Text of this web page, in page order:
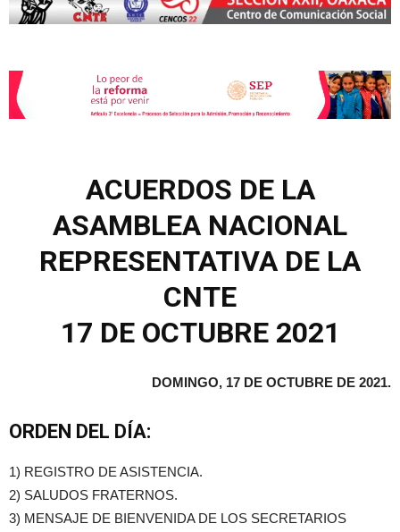
ACUERDOS DE LA
ASAMBLEA NACIONAL
REPRESENTATIVA DE LA
CNTE
17 DE OCTUBRE 2021
DOMINGO, 17 DE OCTUBRE DE 2021.
ORDEN DEL DÍA:
1) REGISTRO DE ASISTENCIA.
2) SALUDOS FRATERNOS.
3) MENSAJE DE BIENVENIDA DE LOS SECRETARIOS